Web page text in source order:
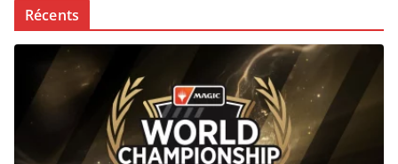
Récents